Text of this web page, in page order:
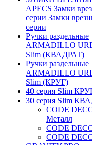
APECS Замки
серии Замки
серии
Ручки раздельные
ARMADILLO
Slim (КВАДРАТ)
Ручки раздельные
ARMADILLO
Slim (КРУГ)
40 серия Slim
30 серия Slim
CODE
Металл
CODE
CODE